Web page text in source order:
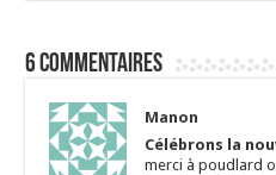
6 commentaires
Manon
Célébrons la
merci à poudlard